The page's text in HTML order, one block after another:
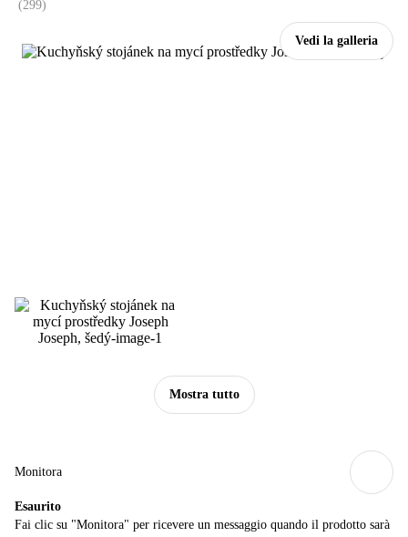
Vedi la galleria
Mostra tutto
(299)
Monitora
Esaurito
Fai clic su "Monitora" per ricevere un messaggio quando il prodotto sarà